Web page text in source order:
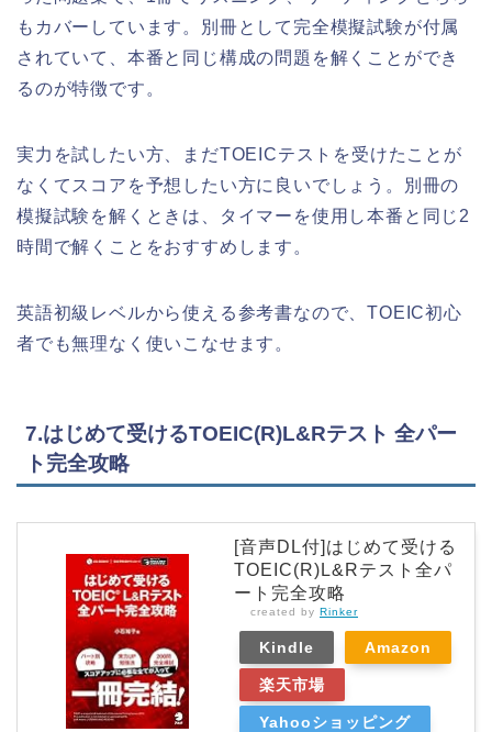
もカバーしています。別冊として完全模擬試験が付属
されていて、本番と同じ構成の問題を解くことができ
るのが特徴です。
実力を試したい方、まだTOEICテストを受けたことが
なくてスコアを予想したい方に良いでしょう。別冊の
模擬試験を解くときは、タイマーを使用し本番と同じ2
時間で解くことをおすすめします。
英語初級レベルから使える参考書なので、TOEIC初心
者でも無理なく使いこなせます。
7.はじめて受けるTOEIC(R)L&Rテスト 全パー
ト完全攻略
[音声DL付]はじめて受ける
TOEIC(R)L&Rテスト全パ
ート完全攻略
created by Rinker
Kindle Amazon
楽天市場
Yahooショッピング